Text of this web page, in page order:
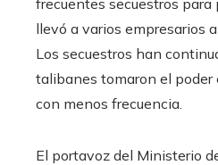
frecuentes secuestros para
llevó a varios empresarios
Los secuestros han
talibanes tomaron el poder
con menos frecuencia.
El portavoz del Ministerio